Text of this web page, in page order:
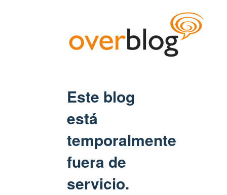
Este blog
está
temporalmente
fuera de
servicio.